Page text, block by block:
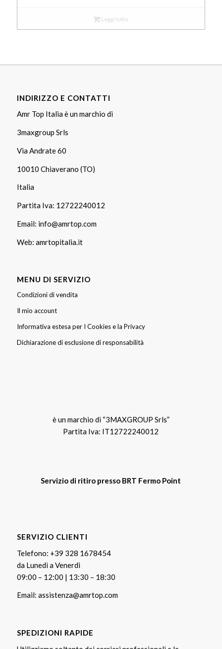
Leggi tutto
INDIRIZZO E CONTATTI
Amr Top Italia è un marchio di
3maxgroup Srls
Via Andrate 60
10010 Chiaverano (TO)
Italia
Partita Iva: 12722240012
Email: info@amrtop.com
Web: amrtopitalia.it
MENU DI SERVIZIO
Condizioni di vendita
Il mio account
Informativa estesa per I Cookies e la Privacy
Dichiarazione di esclusione di responsabilità
è un marchio di “3MAXGROUP Srls”
Partita Iva: IT12722240012
Servizio di ritiro presso BRT Fermo Point
SERVIZIO CLIENTI
Telefono: +39 328 1678454
da Lunedì a Venerdi
09:00 – 12:00 | 13:30 – 18:30
Email: assistenza@amrtop.com
SPEDIZIONI RAPIDE